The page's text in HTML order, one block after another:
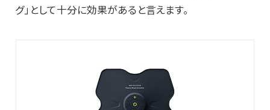
グ」として十分に効果があると言えます。